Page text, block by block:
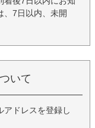
、7日以内、未開
いて
アドレスを登録し